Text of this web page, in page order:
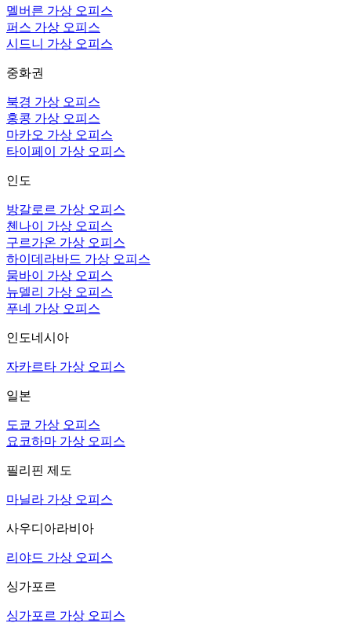
멜버른 가상 오피스
퍼스 가상 오피스
시드니 가상 오피스
중화권
북경 가상 오피스
홍콩 가상 오피스
마카오 가상 오피스
타이페이 가상 오피스
인도
방갈로르 가상 오피스
첸나이 가상 오피스
구르가온 가상 오피스
하이데라바드 가상 오피스
뭄바이 가상 오피스
뉴델리 가상 오피스
푸네 가상 오피스
인도네시아
자카르타 가상 오피스
일본
도쿄 가상 오피스
요코하마 가상 오피스
필리핀 제도
마닐라 가상 오피스
사우디아라비아
리야드 가상 오피스
싱가포르
싱가포르 가상 오피스